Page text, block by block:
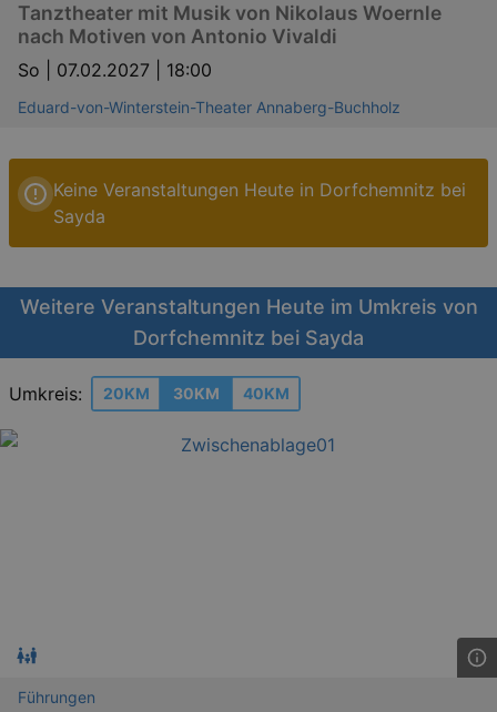
Tanztheater mit Musik von Nikolaus Woernle
nach Motiven von Antonio Vivaldi
So | 07.02.2027 | 18:00
Eduard-von-Winterstein-Theater Annaberg-Buchholz
Keine Veranstaltungen Heute in Dorfchemnitz bei
Sayda
Weitere Veranstaltungen Heute im Umkreis von
Dorfchemnitz bei Sayda
Umkreis: 20KM 30KM 40KM
Führungen